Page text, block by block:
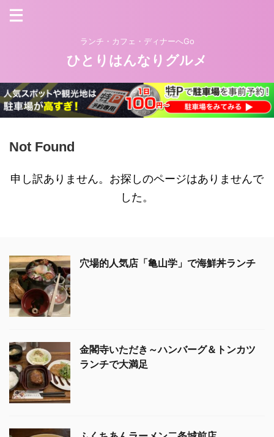
ランチ・カフェ・ディナーへGo
ひとりはんなりグルメ
Not Found
申し訳ありません。お探しのページはありませんで
した。
穴場的人気店「亀山学」で海鮮丼ランチ
金閣寺いただき～ハンバーグ＆トンカツ
ランチで大満足